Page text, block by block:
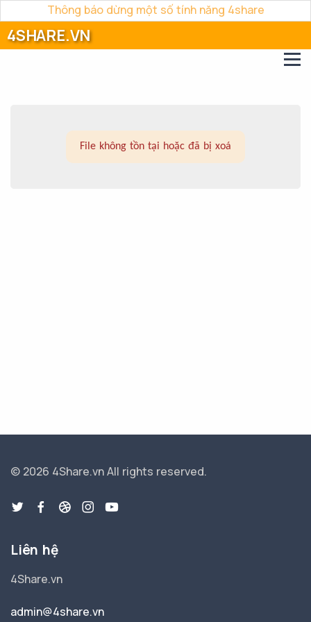
Thông báo dừng một số tính năng 4share
4SHARE.VN
File không tồn tại hoặc đã bị xoá
© 2026 4Share.vnAll rights reserved.
Liên hệ
4Share.vn
admin@4share.vn